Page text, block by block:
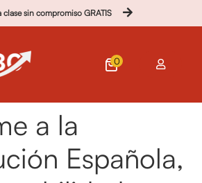
clase sin compromiso GRATIS
0
a la
Española,